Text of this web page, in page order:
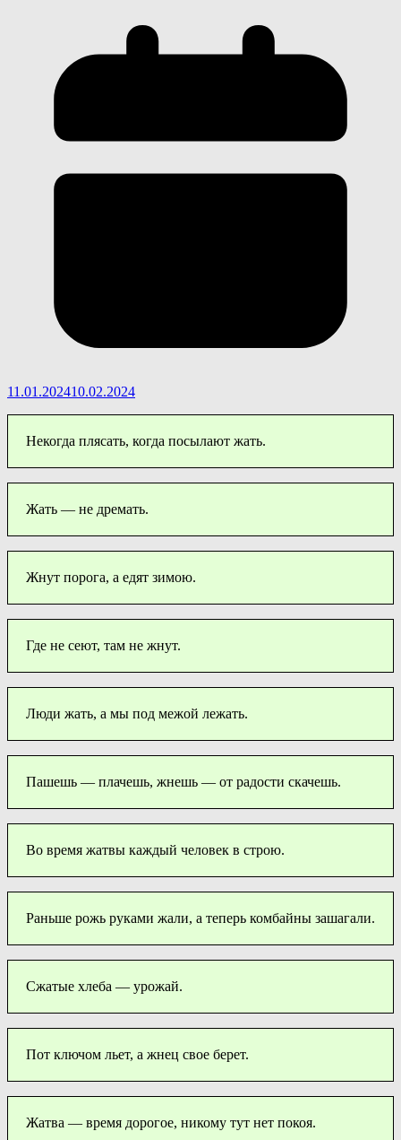
11.01.202410.02.2024
Некогда плясать, когда посылают жать.
Жать — не дремать.
Жнут порога, а едят зимою.
Где не сеют, там не жнут.
Люди жать, а мы под межой лежать.
Пашешь — плачешь, жнешь — от радости скачешь.
Во время жатвы каждый человек в строю.
Раньше рожь руками жали, а теперь комбайны зашагали.
Сжатые хлеба — урожай.
Пот ключом льет, а жнец свое берет.
Жатва — время дорогое, никому тут нет покоя.